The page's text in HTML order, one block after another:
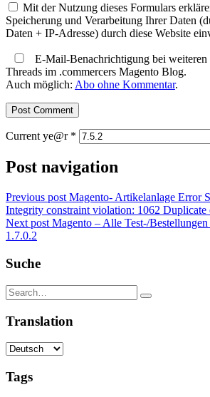
Mit der Nutzung dieses Formulars
Speicherung und Verarbeitung Ihrer Daten
Daten + IP-Adresse) durch diese Website
E-Mail-Benachrichtigung bei weiteren
Threads im .commercers Magento Blog.
Auch möglich: Abo ohne Kommentar.
Current ye@r *
Post navigation
Previous post Magento- Artikelanlage Error
Integrity constraint violation: 1062 Duplicate
Next post Magento – Alle Test-/
1.7.0.2
Suche
Translation
Tags